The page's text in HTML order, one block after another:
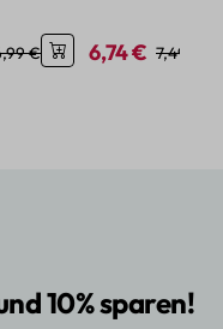
Preis:
€
Dots
Verkaufspreis:
6,74 € 7,49 €
10% sparen!